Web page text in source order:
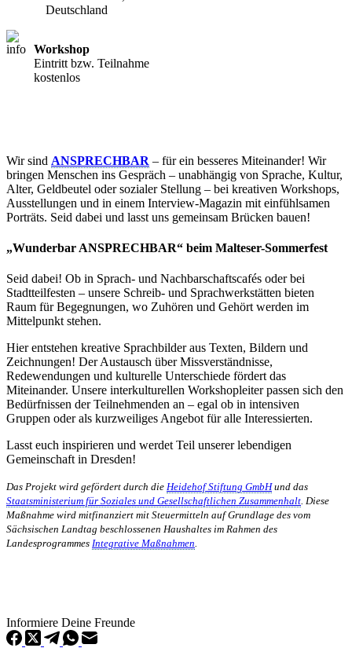
Deutschland
Workshop
Eintritt bzw. Teilnahme
kostenlos
Wir sind ANSPRECHBAR – für ein besseres Miteinander! Wir
bringen Menschen ins Gespräch – unabhängig von Sprache, Kultur,
Alter, Geldbeutel oder sozialer Stellung – bei kreativen Workshops,
Ausstellungen und in einem Interview-Magazin mit einfühlsamen
Porträts. Seid dabei und lasst uns gemeinsam Brücken bauen!
„Wunderbar ANSPRECHBAR“ beim Malteser-Sommerfest
Seid dabei! Ob in Sprach- und Nachbarschaftscafés oder bei
Stadtteilfesten – unsere Schreib- und Sprachwerkstätten bieten
Raum für Begegnungen, wo Zuhören und Gehört werden im
Mittelpunkt stehen.
Hier entstehen kreative Sprachbilder aus Texten, Bildern und
Zeichnungen! Der Austausch über Missverständnisse,
Redewendungen und kulturelle Unterschiede fördert das
Miteinander. Unsere interkulturellen Workshopleiter passen sich den
Bedürfnissen der Teilnehmenden an – egal ob in intensiven
Gruppen oder als kurzweiliges Angebot für alle Interessierten.
Lasst euch inspirieren und werdet Teil unserer lebendigen
Gemeinschaft in Dresden!
Das Projekt wird gefördert durch die Heidehof Stiftung GmbHund das
Staatsministerium für Soziales und Gesellschaftlichen Zusammenhalt. Diese
Maßnahme wird mitfinanziert mit Steuermitteln auf Grundlage des vom
Sächsischen Landtag beschlossenen Haushaltes im Rahmen des
Landesprogrammes Integrative Maßnahmen.
Informiere Deine Freunde